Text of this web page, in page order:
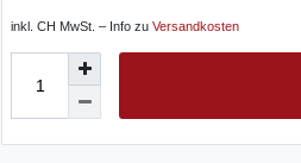
inkl. CH MwSt. – Info zu Versandkosten